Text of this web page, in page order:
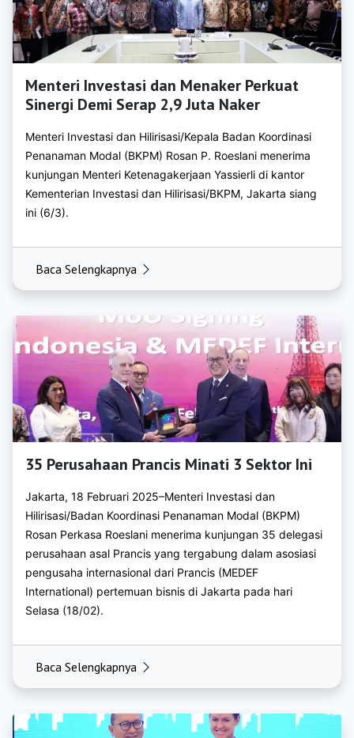
https://bkpmjember.org
https://bkpmjombang.org
https://bkpmkediri.org
https://bkpmlamongan.org
https://bkpmlumajang.org
https://bkpmmadiun.org
https://bkpmmalang.org
https://bkpmmojokerto.org
https://bkpmnganjuk.org
https://bkpmngawi.org
https://bkpmpacitan.org
https://bkpmpamekasan.org
https://bkpmpasuruan.org
https://bkpmprobolinggo.org
https://bkpmsampang.org
https://bkpmsidoarjo.org
https://bkpmsitubondo.org
https://bkpmsumenep.org
https://bkpmtuban.org
Menteri Investasi dan Menaker Perkuat
Sinergi Demi Serap 2,9 Juta Naker
Menteri Investasi dan Hilirisasi/Kepala Badan Koordinasi
Penanaman Modal (BKPM) Rosan P. Roeslani menerima
kunjungan Menteri Ketenagakerjaan Yassierli di kantor
Kementerian Investasi dan Hilirisasi/BKPM, Jakarta siang
ini (6/3).
Baca Selengkapnya
35 Perusahaan Prancis Minati 3 Sektor Ini
Jakarta, 18 Februari 2025–Menteri Investasi dan
Hilirisasi/Badan Koordinasi Penanaman Modal (BKPM)
Rosan Perkasa Roeslani menerima kunjungan 35 delegasi
perusahaan asal Prancis yang tergabung dalam asosiasi
pengusaha internasional dari Prancis (MEDEF
International) pertemuan bisnis di Jakarta pada hari
Selasa (18/02).
Baca Selengkapnya